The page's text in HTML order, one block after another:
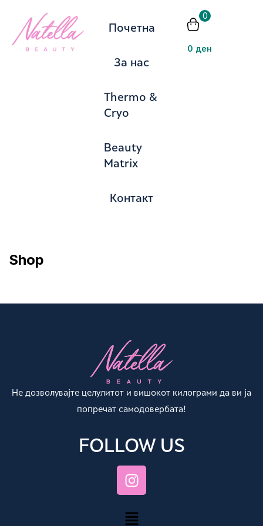
Почетна
За нас
Thermo &
Cryo
Beauty
Matrix
Контакт
0
0 ден
Shop
Не дозволувајте целулитот и вишокот килограми да ви ја
попречат самодовербата!
FOLLOW US
Пријавете
Се најавите